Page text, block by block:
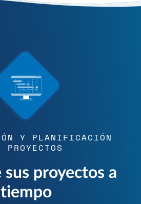
Y PLANIFICACIÓN
PROYECTOS
sus proyectos a
tiempo